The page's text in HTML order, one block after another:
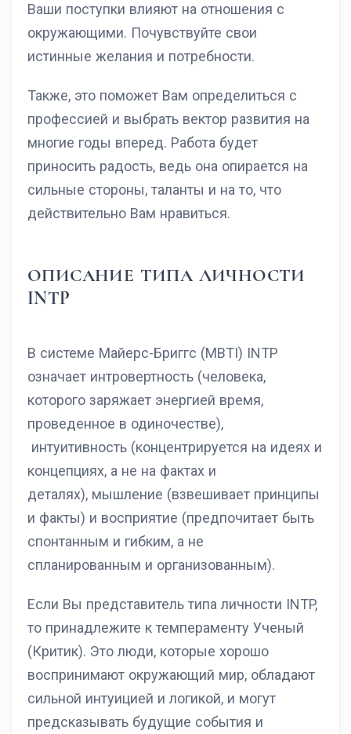
Ваши поступки влияют на отношения с
окружающими. Почувствуйте свои
истинные желания и потребности.
Также, это поможет Вам определиться с
профессией и выбрать вектор развития на
многие годы вперед. Работа будет
приносить радость, ведь она опирается на
сильные стороны, таланты и на то, что
действительно Вам нравиться.
ОПИСАНИЕ ТИПА ЛИЧНОСТИ
INTP
В системе Майерс-Бриггс (MBTI) INTP
означает интровертность (человека,
которого заряжает энергией время,
проведенное в одиночестве),
интуитивность (концентрируется на идеях и
концепциях, а не на фактах и
деталях), мышление (взвешивает принципы
и факты) и восприятие (предпочитает быть
спонтанным и гибким, а не
спланированным и организованным).
Если Вы представитель типа личности INTP,
то принадлежите к темпераменту Ученый
(Критик). Это люди, которые хорошо
воспринимают окружающий мир, обладают
сильной интуицией и логикой, и могут
предсказывать будущие события и